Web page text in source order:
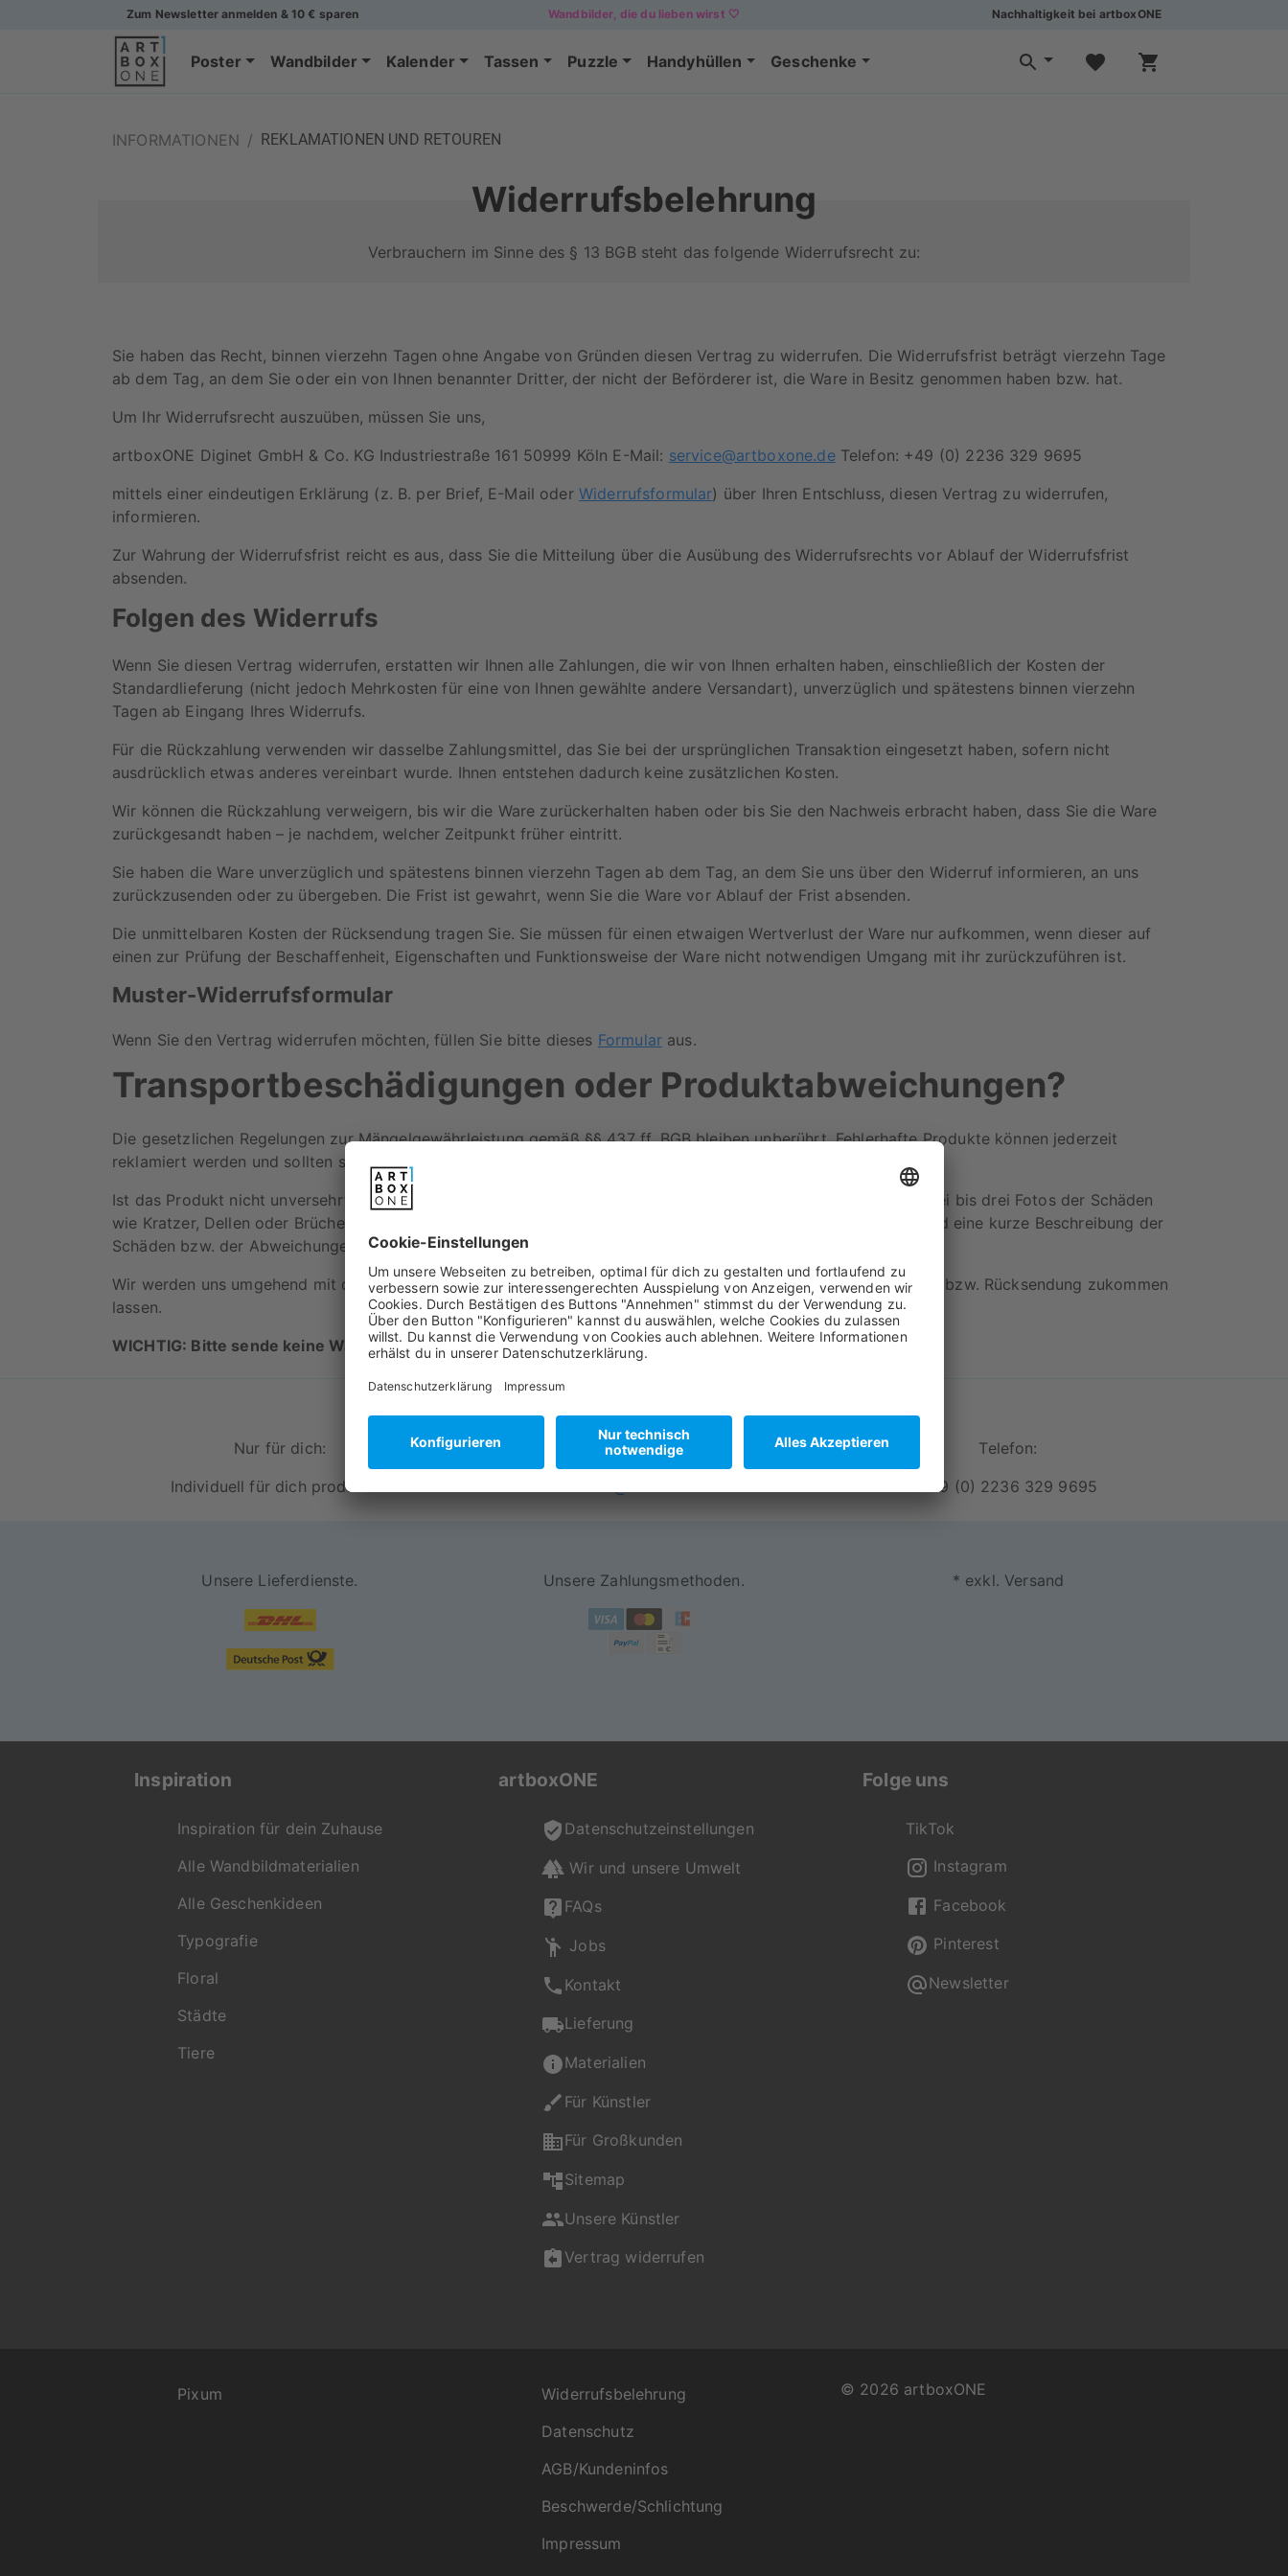
Zum Newsletter anmelden & 10 € sparen Wandbilder, die du lieben wirst 🤍 Nachhaltigkeit bei artboxONE
Poster Wandbilder Kalender Tassen Puzzle Handyhüllen Geschenke
INFORMATIONEN / REKLAMATIONEN UND RETOUREN
Widerrufsbelehrung
Verbrauchern im Sinne des § 13 BGB steht das folgende Widerrufsrecht zu:
Sie haben das Recht, binnen vierzehn Tagen ohne Angabe von Gründen diesen Vertrag zu widerrufen. Die Widerrufsfrist beträgt vierzehn Tage
ab dem Tag, an dem Sie oder ein von Ihnen benannter Dritter, der nicht der Beförderer ist, die Ware in Besitz genommen haben bzw. hat.
Um Ihr Widerrufsrecht auszuüben, müssen Sie uns,
artboxONE Diginet GmbH & Co. KG Industriestraße 161 50999 Köln E-Mail: service@artboxone.deTelefon: +49 (0) 2236 329 9695
mittels einer eindeutigen Erklärung (z. B. per Brief, E-Mail oder Widerrufsformular) über Ihren Entschluss, diesen Vertrag zu widerrufen,
informieren.
Zur Wahrung der Widerrufsfrist reicht es aus, dass Sie die Mitteilung über die Ausübung des Widerrufsrechts vor Ablauf der Widerrufsfrist
absenden.
Folgen des Widerrufs
Wenn Sie diesen Vertrag widerrufen, erstatten wir Ihnen alle Zahlungen, die wir von Ihnen erhalten haben, einschließlich der Kosten der
Standardlieferung (nicht jedoch Mehrkosten für eine von Ihnen gewählte andere Versandart), unverzüglich und spätestens binnen vierzehn
Tagen ab Eingang Ihres Widerrufs.
Für die Rückzahlung verwenden wir dasselbe Zahlungsmittel, das Sie bei der ursprünglichen Transaktion eingesetzt haben, sofern nicht
ausdrücklich etwas anderes vereinbart wurde. Ihnen entstehen dadurch keine zusätzlichen Kosten.
Wir können die Rückzahlung verweigern, bis wir die Ware zurückerhalten haben oder bis Sie den Nachweis erbracht haben, dass Sie die Ware
zurückgesandt haben – je nachdem, welcher Zeitpunkt früher eintritt.
Sie haben die Ware unverzüglich und spätestens binnen vierzehn Tagen ab dem Tag, an dem Sie uns über den Widerruf informieren, an uns
zurückzusenden oder zu übergeben. Die Frist ist gewahrt, wenn Sie die Ware vor Ablauf der Frist absenden.
Die unmittelbaren Kosten der Rücksendung tragen Sie. Sie müssen für einen etwaigen Wertverlust der Ware nur aufkommen, wenn dieser auf
einen zur Prüfung der Beschaffenheit, Eigenschaften und Funktionsweise der Ware nicht notwendigen Umgang mit ihr zurückzuführen ist.
Muster-Widerrufsformular
Wenn Sie den Vertrag widerrufen möchten, füllen Sie bitte dieses Formularaus.
Transportbeschädigungen oder Produktabweichungen?
Die gesetzlichen Regelungen zur Mängelgewährleistung gemäß §§ 437 ff. BGB bleiben unberührt. Fehlerhafte Produkte können jederzeit
reklamiert werden und sollten schnellstmöglich gemeldet werden, um eine zügige Bearbeitung zu gewährleisten.
Ist das Produkt nicht unversehrt bei dir angekommen oder weicht es von der Beschreibung ab? Bitte fertige zwei bis drei Fotos der Schäden
wie Kratzer, Dellen oder Brüche an, falls diese während des Transports entstanden sind. Sende uns die Bilder und eine kurze Beschreibung der
Schäden bzw. der Abweichungen vom ursprünglich beschriebenen Motiv an
Wir werden uns umgehend mit dir in Verbindung setzen und dir alle notwendigen Informationen zur Reklamation bzw. Rücksendung zukommen
lassen.
WICHTIG: Bitte sende keine Waren ohne vorherige Abstimmung an uns zurück!
Nur für dich:
Individuell für dich produziert
You’ve Got Mail:
Telefon:
+49 (0) 2236 329 9695
Unsere Lieferdienste. Unsere Zahlungsmethoden. * exkl. Versand
Inspiration
Inspiration für dein Zuhause
Alle Wandbildmaterialien
Alle Geschenkideen
Typografie
Floral
Städte
Tiere
artboxONE
Datenschutzeinstellungen
Wir und unsere Umwelt
FAQs
Jobs
Kontakt
Lieferung
Materialien
Für Künstler
Für Großkunden
Sitemap
Unsere Künstler
Vertrag widerrufen
Folge uns
TikTok
Instagram
Facebook
Pinterest
Newsletter
Pixum
Widerrufsbelehrung
Datenschutz
AGB/Kundeninfos
Beschwerde/Schlichtung
Impressum
© 2026 artboxONE